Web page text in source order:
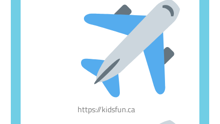
https://kidsfun.ca